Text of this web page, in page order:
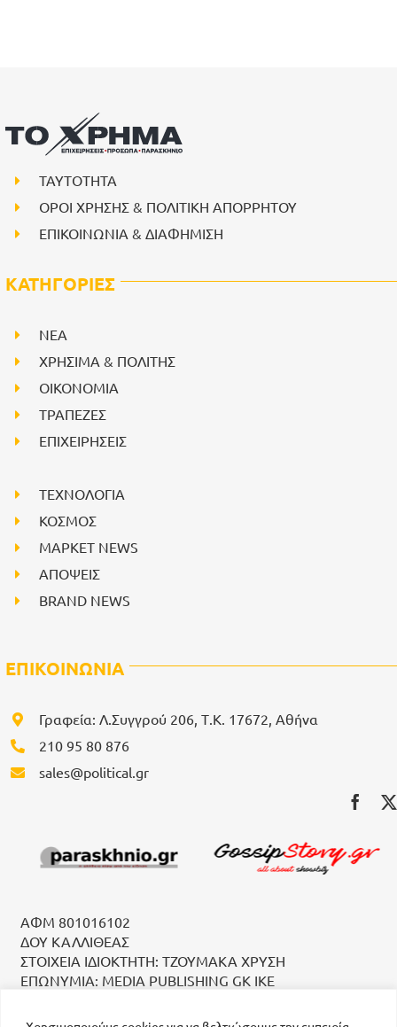
ΤΑΥΤΟΤΗΤΑ
ΟΡΟΙ ΧΡΗΣΗΣ & ΠΟΛΙΤΙΚΗ ΑΠΟΡΡΗΤΟΥ
ΕΠΙΚΟΙΝΩΝΙΑ & ΔΙΑΦΗΜΙΣΗ
ΚΑΤΗΓΟΡΙΕΣ
NEA
ΧΡΗΣΙΜΑ & ΠΟΛΙΤΗΣ
ΟΙΚΟΝΟΜΙΑ
ΤΡΑΠΕΖΕΣ
ΕΠΙΧΕΙΡΗΣΕΙΣ
ΤΕΧΝΟΛΟΓΙΑ
ΚΟΣΜΟΣ
ΜΑΡΚΕΤ NEWS
ΑΠΟΨΕΙΣ
BRAND NEWS
ΕΠΙΚΟΙΝΩΝΙΑ
Γραφεία: Λ.Συγγρού 206, Τ.Κ. 17672, Αθήνα
210 95 80 876
sales@political.gr
ΑΦΜ 801016102
ΔΟΥ ΚΑΛΛΙΘΕΑΣ
ΣΤΟΙΧΕΙΑ ΙΔΙΟΚΤΗΤΗ: ΤΖΟΥΜΑΚΑ ΧΡΥΣΗ
ΕΠΩΝΥΜΙΑ: MEDIA PUBLISHING GK IKE